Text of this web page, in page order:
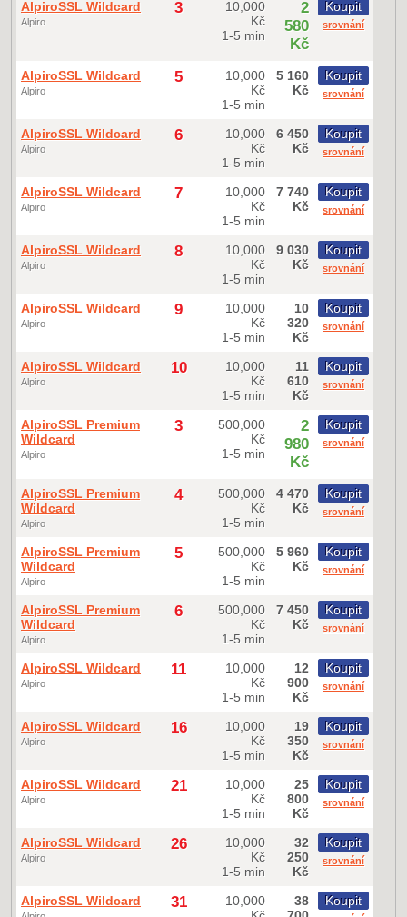
AlpiroSSL Wildcard
Alpiro
3
10,000
Kč
1-5 min
2
580
Kč
Koupit
srovnání
AlpiroSSL Wildcard
Alpiro
5
10,000
Kč
1-5 min
5 160
Kč
Koupit
srovnání
AlpiroSSL Wildcard
Alpiro
6
10,000
Kč
1-5 min
6 450
Kč
Koupit
srovnání
AlpiroSSL Wildcard
Alpiro
7
10,000
Kč
1-5 min
7 740
Kč
Koupit
srovnání
AlpiroSSL Wildcard
Alpiro
8
10,000
Kč
1-5 min
9 030
Kč
Koupit
srovnání
AlpiroSSL Wildcard
Alpiro
9
10,000
Kč
1-5 min
10
320
Kč
Koupit
srovnání
AlpiroSSL Wildcard
Alpiro
10
10,000
Kč
1-5 min
11
610
Kč
Koupit
srovnání
AlpiroSSL Premium
Wildcard
Alpiro
3
500,000
Kč
1-5 min
2
980
Kč
Koupit
srovnání
AlpiroSSL Premium
Wildcard
Alpiro
4
500,000
Kč
1-5 min
4 470
Kč
Koupit
srovnání
AlpiroSSL Premium
Wildcard
Alpiro
5
500,000
Kč
1-5 min
5 960
Kč
Koupit
srovnání
AlpiroSSL Premium
Wildcard
Alpiro
6
500,000
Kč
1-5 min
7 450
Kč
Koupit
srovnání
AlpiroSSL Wildcard
Alpiro
11
10,000
Kč
1-5 min
12
900
Kč
Koupit
srovnání
AlpiroSSL Wildcard
Alpiro
16
10,000
Kč
1-5 min
19
350
Kč
Koupit
srovnání
AlpiroSSL Wildcard
Alpiro
21
10,000
Kč
1-5 min
25
800
Kč
Koupit
srovnání
AlpiroSSL Wildcard
Alpiro
26
10,000
Kč
1-5 min
32
250
Kč
Koupit
srovnání
AlpiroSSL Wildcard 31
10,000
38
Koupit